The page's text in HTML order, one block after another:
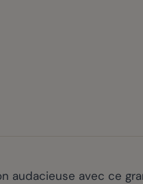
audacieuse avec ce